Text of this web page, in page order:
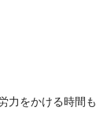
力をかける時間も